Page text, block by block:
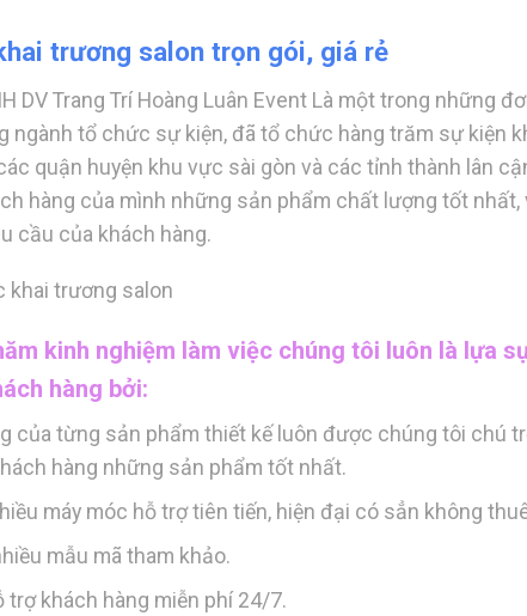
trương salon trọn gói, giá rẻ
DV Trang Trí Hoàng Luân Event Là một trong những
ngành tổ chức sự kiện, đã tổ chức hàng trăm sự kiện
quận huyện khu vực sài gòn và các tỉnh thành lân
hàng của mình những sản phẩm chất lượng tốt
cầu của khách hàng.
kinh nghiệm làm việc chúng tôi luôn là lựa
hàng bởi:
của từng sản phẩm thiết kế luôn được chúng tôi chú
hàng những sản phẩm tốt nhất.
máy móc hỗ trợ tiên tiến, hiện đại có sẳn không
mẫu mã tham khảo.
trợ khách hàng miễn phí 24/7.